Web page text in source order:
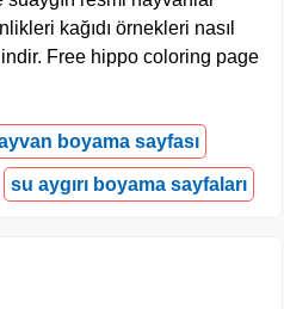
kağıdı örnekleri nasıl
Free hippo coloring page
boyama sayfası
su aygırı boyama sayfaları